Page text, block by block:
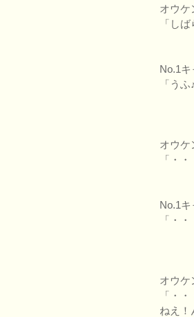
オウケ
「し
No.1
「う
オウケ
「・
No.1
「・
オウケ
「・
ねえ！